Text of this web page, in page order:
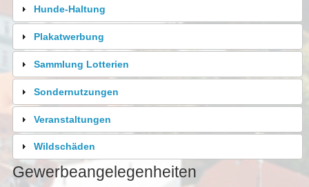
Hunde-Haltung
Plakatwerbung
Sammlung Lotterien
Sondernutzungen
Veranstaltungen
Wildschäden
Gewerbeangelegenheiten